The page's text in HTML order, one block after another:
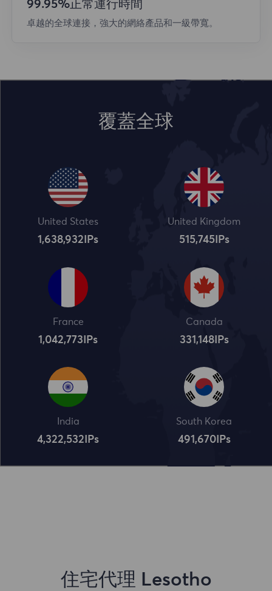
99.95%正常運行時間
卓越的全球連接，強大的網絡產品和一級帶寬。
覆蓋全球
United States
1,638,932 IPs
United Kingdom
515,745IPs
France
1,042,773 IPs
Canada
331,148IPs
India
4,322,534 IPs
South Korea
491,672IPs
住宅代理 Lesotho